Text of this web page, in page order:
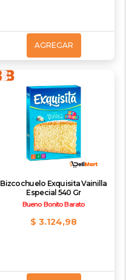
AGREGAR
Bizcochuelo Exquisita Vainilla
Especial 540 Gr
Bueno Bonito Barato
$ 3.124,98